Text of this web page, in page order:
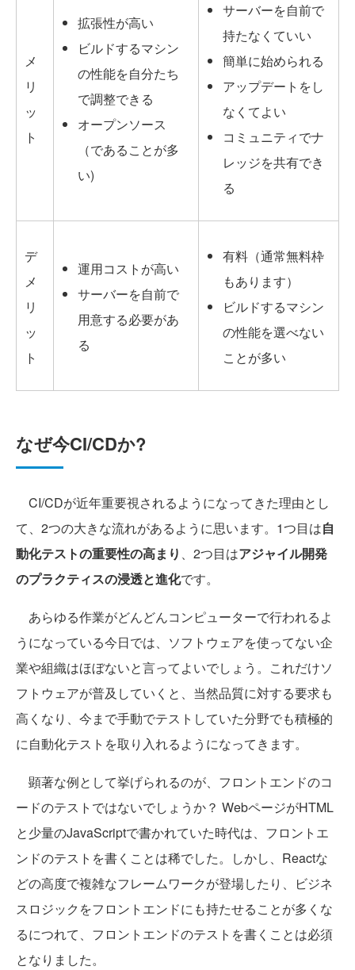
メ
リ
ッ
ト
拡張性が高い
ビルドするマシン
の性能を自分たち
で調整できる
オープンソース
（であることが多
い)
サーバーを自前で
持たなくていい
簡単に始められる
アップデートをし
なくてよい
コミュニティでナ
レッジを共有でき
る
デ
メ
リ
ッ
ト
運用コストが高い
サーバーを自前で
用意する必要があ
る
有料（通常無料枠
もあります）
ビルドするマシン
の性能を選べない
ことが多い
なぜ今CI/CDか?
CI/CDが近年重要視されるようになってきた理由とし
て、2つの大きな流れがあるように思います。1つ目は自
動化テストの重要性の高まり 、2つ目はアジャイル開発
のプラクティスの浸透と進化です。
あらゆる作業がどんどんコンピューターで行われるよ
うになっている今日では、ソフトウェアを使ってない企
業や組織はほぼないと言ってよいでしょう。これだけソ
フトウェアが普及していくと、当然品質に対する要求も
高くなり、今まで手動でテストしていた分野でも積極的
に自動化テストを取り入れるようになってきます。
顕著な例として挙げられるのが、フロントエンドのコ
ードのテストではないでしょうか？ WebページがHTML
と少量のJavaScriptで書かれていた時代は、フロントエ
ンドのテストを書くことは稀でした。しかし、Reactな
どの高度で複雑なフレームワークが登場したり、ビジネ
スロジックをフロントエンドにも持たせることが多くな
るにつれて、フロントエンドのテストを書くことは必須
となりました。